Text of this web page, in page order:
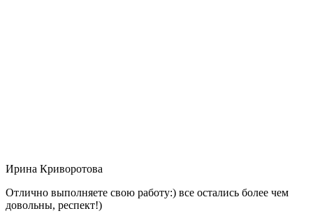
Ирина Криворотова
Отлично выполняете свою работу:) все остались более чем
довольны, респект!)